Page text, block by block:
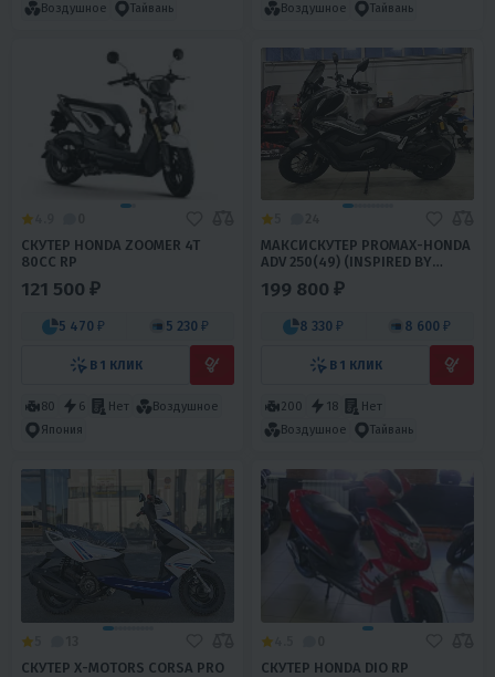
Воздушное
Тайвань
Воздушное
Тайвань
СКУТЕР HONDA ZOOMER 4T
80CC RP
121 500 ₽
5 470 ₽ 5 230 ₽
В 1 КЛИК
80 6 Нет
Воздушное
Япония
МАКСИСКУТЕР PROMAX-HONDA
ADV 250(49) (INSPIRED BY
199 800 ₽
8 330 ₽ 8 600 ₽
В 1 КЛИК
200 18
Нет
Воздушное
Тайвань
СКУТЕР X-MOTORS CORSA PRO СКУТЕР HONDA DIO RP